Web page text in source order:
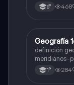
6° 468
Geografía
Geografía
definición
meridianos-
elementos
relativa y
1° 284